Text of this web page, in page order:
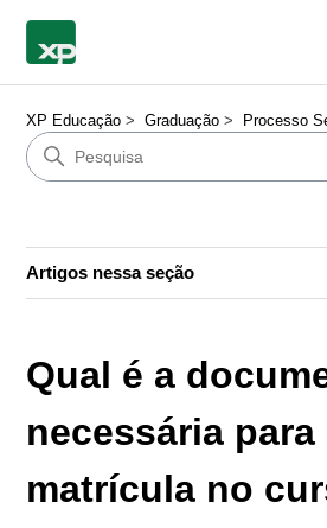
XP Educação Graduação Processo
Artigos nessa seção
Qual é a
necessária para
matrícula no